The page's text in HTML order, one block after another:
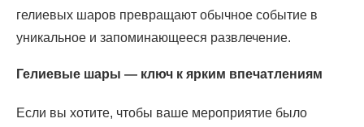
гелиевых шаров превращают обычное событие в
уникальное и запоминающееся развлечение.
Гелиевые шары — ключ к ярким впечатлениям
Если вы хотите, чтобы ваше мероприятие было